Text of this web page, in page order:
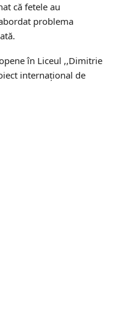
că fetele au
problema
în Liceul ,,Dimitrie
internațional de